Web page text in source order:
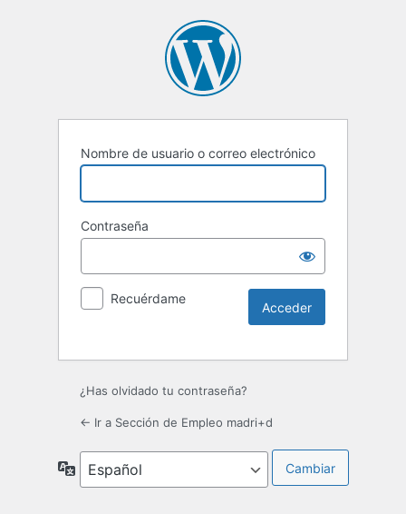
Nombre de usuario o correo electrónico
Contraseña
Recuérdame
¿Has olvidado tu contraseña?
← Ir a Sección de Empleo madri+d
Idioma